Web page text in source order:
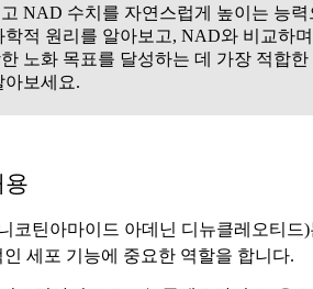
용
코틴아마이드 아데닌 디뉴클레오티드)
인 세포 기능에 중요한 역할을 합니다.
NAD 수치를 자연스럽게 높이는 능
학적 원리를 알아보고, NAD와 비교하
노화 목표를 달성하는 데 가장 적합
아보세요.